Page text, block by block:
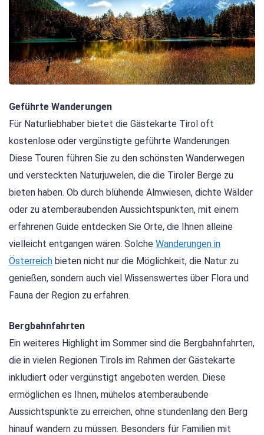
Geführte Wanderungen
Für Naturliebhaber bietet die Gästekarte Tirol oft
kostenlose oder vergünstigte geführte Wanderungen.
Diese Touren führen Sie zu den schönsten Wanderwegen
und versteckten Naturjuwelen, die die Tiroler Berge zu
bieten haben. Ob durch blühende Almwiesen, dichte Wälder
oder zu atemberaubenden Aussichtspunkten, mit einem
erfahrenen Guide entdecken Sie Orte, die Ihnen alleine
vielleicht entgangen wären. Solche Wanderungen in
Österreich bieten nicht nur die Möglichkeit, die Natur zu
genießen, sondern auch viel Wissenswertes über Flora und
Fauna der Region zu erfahren.
Bergbahnfahrten
Ein weiteres Highlight im Sommer sind die Bergbahnfahrten,
die in vielen Regionen Tirols im Rahmen der Gästekarte
inkludiert oder vergünstigt angeboten werden. Diese
ermöglichen es Ihnen, mühelos atemberaubende
Aussichtspunkte zu erreichen, ohne stundenlang den Berg
hinauf wandern zu müssen. Besonders für Familien mit